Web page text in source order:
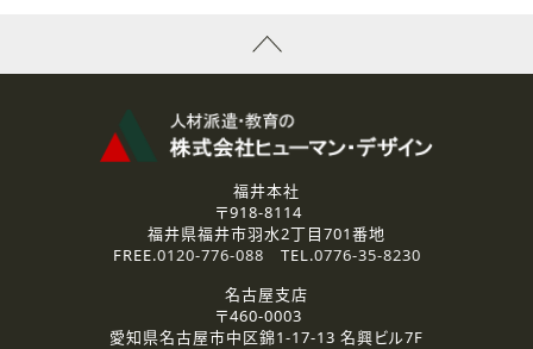
資料送付、受講相談に関するご連絡のために利用いたしま
その他、お問い合わせの内容に回答するために利用いたし
なお、ご連絡手段は、電話・Ｅメールのいずれかの方法とい
2.個人情報の第三者提供
ご提供いただいた個人情報は、法令等の規定に従う場合を除き、
3.個人情報の取り扱いの委託
弊社の定める個人情報保護の評価基準を満たした委託先に、個
福井本社
〒918-8114
福井県福井市羽水2丁目701番地
FREE.0120-776-088 TEL.0776-35-8230
名古屋支店
〒460-0003
愛知県名古屋市中区錦1-17-13 名興ビル7F